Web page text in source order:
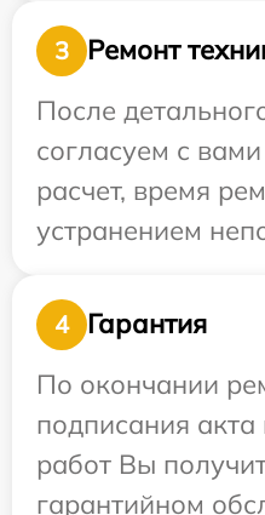
3
Ремонт
После
согласуем с
расчет, время
устранением
4
Гарантия
По окончании
подписания
работ Вы
гарантийном